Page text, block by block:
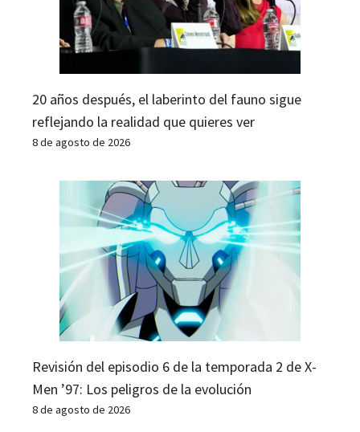
20 años después, el laberinto del fauno sigue
reflejando la realidad que quieres ver
8 de agosto de 2026
Revisión del episodio 6 de la temporada 2 de X-
Men ’97: Los peligros de la evolución
8 de agosto de 2026